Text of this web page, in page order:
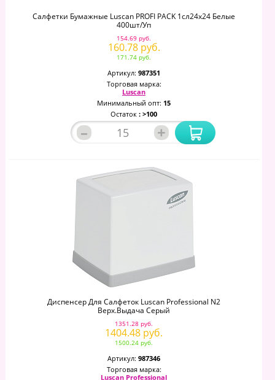
Салфетки Бумажные Luscan PROFI PACK 1сл24х24 Белые
400шт/уп
154.69 руб.
160.78 руб.
171.74 руб.
Артикул: 987351
Торговая марка:
Luscan
Минимальный опт: 15
Остаток : >100
– +
Диспенсер Для Салфеток Luscan Professional N2
Верх.выдача Серый
1351.28 руб.
1404.48 руб.
1500.24 руб.
Артикул: 987346
Торговая марка:
Luscan Professional